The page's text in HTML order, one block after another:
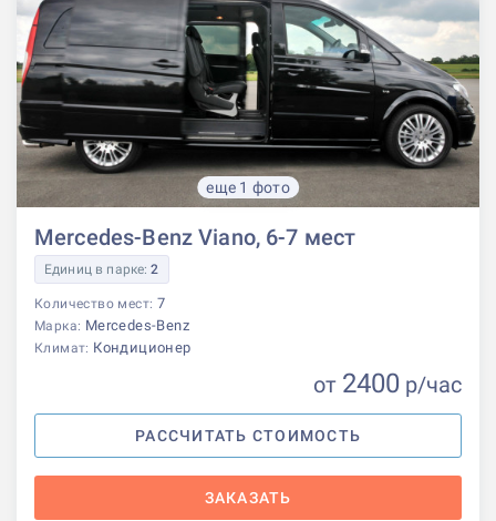
еще 1 фото
Mercedes-Benz Viano, 6-7 мест
Единиц в парке:2
Количество мест: 7
Марка: Mercedes-Benz
Климат: Кондиционер
от 2400 р/час
РАССЧИТАТЬ СТОИМОСТЬ
ЗАКАЗАТЬ